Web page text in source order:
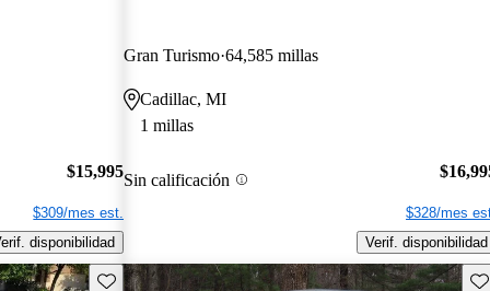
$15,995
$309/mes est.
disponibilidad
Gran Turismo 64,585 millas
Cadillac, MI
1 millas
Sin calificación
$328/mes
Verif. disponibilidad
Guarda este Aviso